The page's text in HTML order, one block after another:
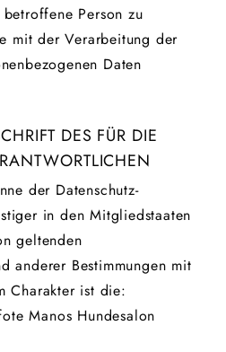
Person zu
mit der Verarbeitung der
Daten
DES FÜR DIE
der Datenschutz-
in den Mitgliedstaaten
geltenden
anderer Bestimmungen mit
Charakter ist die:
Manos Hundesalon